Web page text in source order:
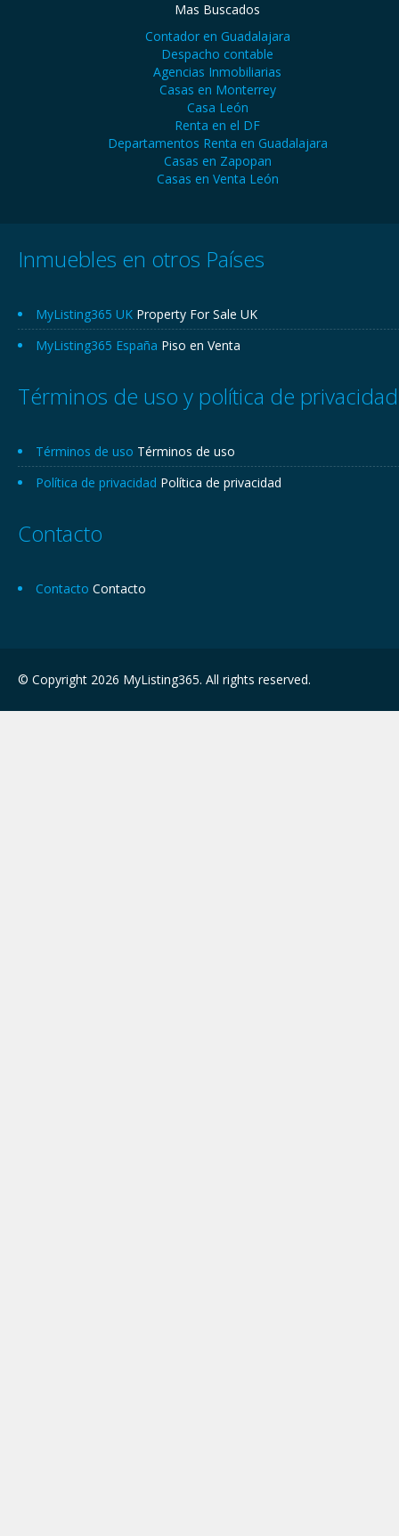
Mas Buscados
Contador en Guadalajara
Despacho contable
Agencias Inmobiliarias
Casas en Monterrey
Casa León
Renta en el DF
Departamentos Renta en Guadalajara
Casas en Zapopan
Casas en Venta León
Inmuebles en otros Países
MyListing365 UK Property For Sale UK
MyListing365 España Piso en Venta
Términos de uso y política de privacidad
Términos de uso Términos de uso
Política de privacidad Política de privacidad
Contacto
Contacto Contacto
© Copyright 2026 MyListing365. All rights reserved.